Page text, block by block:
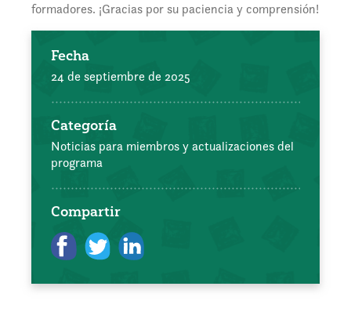
formadores. ¡Gracias por su paciencia y comprensión!
Fecha
24 de septiembre de 2025
Categoría
Noticias para miembros y actualizaciones del
programa
Compartir